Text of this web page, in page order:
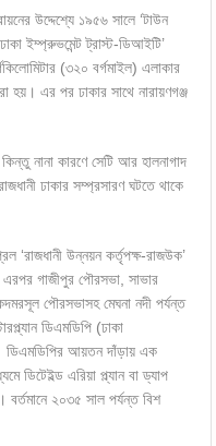
উদ্দেশ্যে ১৯৫৬ সালে ‘টাউন
ইম্প্রুভমেন্ট ট্রাস্ট-ডিআইটি’
(৩২০ বর্গমাইল) এলাকার
হয়। এর পর ঢাকার সাথে নারায়ণগঞ্জ
নানা কারণে সেটি আর হালনাগাদ
ঢাকার সম্প্রসারণ ঘটতে থাকে
‘রাজধানী উন্নয়ন কর্তৃপক্ষ-রাজউক’
এরপর গাজীপুর পৌরসভা, সাভার
পৌরসভাসহ মেঘনা নদী পর্যন্ত
ডিএমডিপি (ঢাকা
ডিএমডিপির আয়তন দাঁড়ায় এক
ডিটেইল্ড এরিয়া প্ল্যান বা ড্যাপ
২০৩৫ সাল পর্যন্ত বিশ